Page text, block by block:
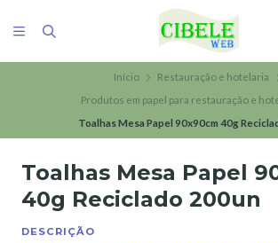
Início
Restauração e hotelaria
Produtos em papel para restauração e
Toalhas Mesa Papel 90x90cm 40g
Toalhas Mesa Papel
40g Reciclado 200un
DESCRIÇÃO